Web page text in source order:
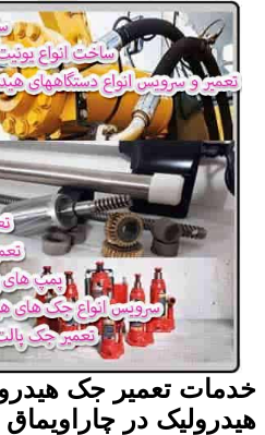
خدمات تعمیر جک
هیدرولیک در چاراویماق